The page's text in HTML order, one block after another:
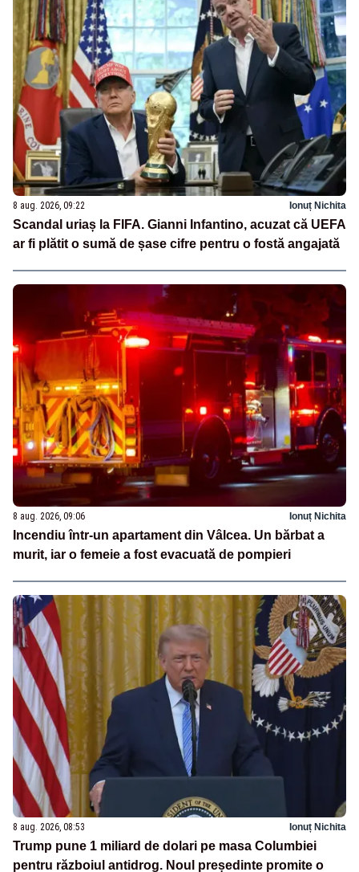
8 aug. 2026, 09:22 Ionuț Nichita
Scandal uriaș la FIFA. Gianni Infantino, acuzat că UEFA
ar fi plătit o sumă de șase cifre pentru o fostă angajată
8 aug. 2026, 09:06 Ionuț Nichita
Incendiu într-un apartament din Vâlcea. Un bărbat a
murit, iar o femeie a fost evacuată de pompieri
8 aug. 2026, 08:53 Ionuț Nichita
Trump pune 1 miliard de dolari pe masa Columbiei
pentru războiul antidrog. Noul președinte promite o